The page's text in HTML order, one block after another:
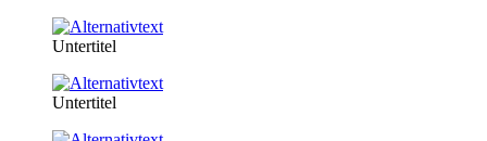
Untertitel
Untertitel